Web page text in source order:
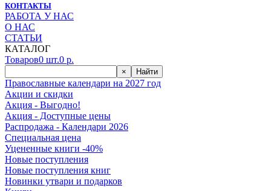
КОНТАКТЫ
РАБОТА У НАС
О НАС
СТАТЬИ
КАТАЛОГ
Товаров0 шт.0 р.
× Найти
Православные календари на 2027 год
Акции и скидки
Акция - Выгодно!
Акция - Доступные цены
Распродажа - Календари 2026
Специальная цена
Уцененные книги -40%
Новые поступления
Новые поступления книг
Новинки утвари и подарков